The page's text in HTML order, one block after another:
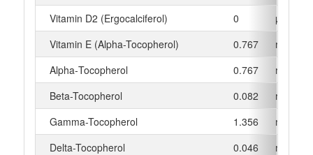
Vitamin D2 (Ergocalciferol)
0
µg
Vitamin E (Alpha-Tocopherol)
0.767
mg
Alpha‑Tocopherol
0.767
mg
Beta-Tocopherol
0.082
mg
Gamma-Tocopherol
1.356
mg
Delta-Tocopherol
0.046
mg